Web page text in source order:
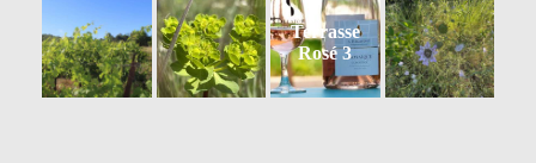
Terrasse
Rosé 3